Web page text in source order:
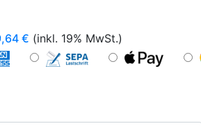
€ (inkl. 19% MwSt.)